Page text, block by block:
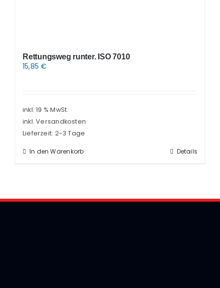
Rettungsweg runter. ISO 7010
15,85€
inkl. 19 % MwSt.
inkl. Versandkosten
Lieferzeit: 2-3 Tage
In den Warenkorb Details